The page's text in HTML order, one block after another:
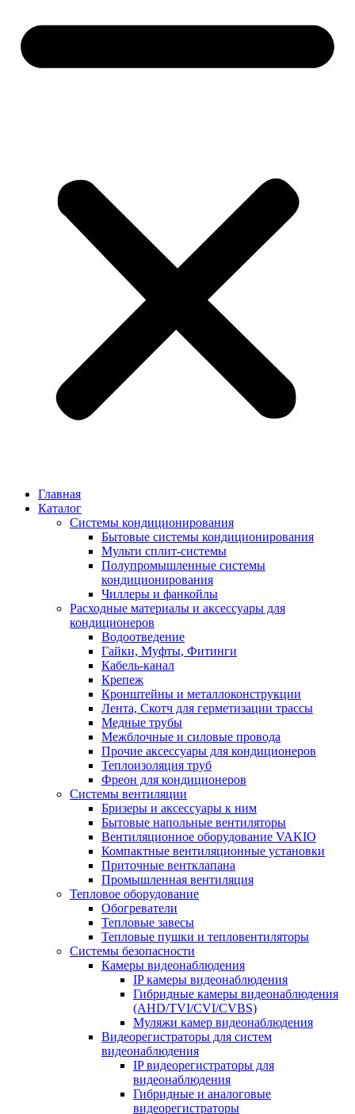
Главная
Каталог
Системы кондиционирования
Бытовые системы кондиционирования
Мульти сплит-системы
Полупромышленные системы
кондиционирования
Чиллеры и фанкойлы
Расходные материалы и аксессуары для
кондиционеров
Водоотведение
Гайки, Муфты, Фитинги
Кабель-канал
Крепеж
Кронштейны и металлоконструкции
Лента, Скотч для герметизации трассы
Медные трубы
Межблочные и силовые провода
Прочие аксессуары для кондиционеров
Теплоизоляция труб
Фреон для кондиционеров
Системы вентиляции
Бризеры и аксессуары к ним
Бытовые напольные вентиляторы
Вентиляционное оборудование VAKIO
Компактные вентиляционные установки
Приточные вентклапана
Промышленная вентиляция
Тепловое оборудование
Обогреватели
Тепловые завесы
Тепловые пушки и тепловентиляторы
Системы безопасности
Камеры видеонаблюдения
IP камеры видеонаблюдения
Гибридные камеры видеонаблюдения
(AHD/TVI/CVI/CVBS)
Муляжи камер видеонаблюдения
Видеорегистраторы для систем
видеонаблюдения
IP видеорегистраторы для
видеонаблюдения
Гибридные и аналоговые
видеорегистраторы